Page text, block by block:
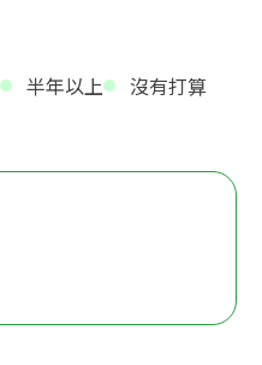
半年以上 沒有打算